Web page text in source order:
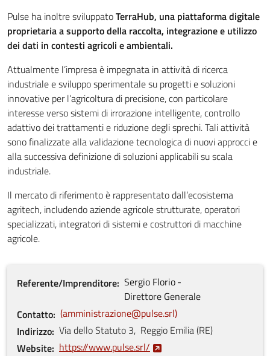
Pulse ha inoltre sviluppatoTerraHub, una piattaforma digitale
proprietaria a supporto della raccolta, integrazione e utilizzo
dei dati in contesti agricoli e ambientali.
Attualmente l’impresa è impegnata in attività di ricerca
industriale e sviluppo sperimentale su progetti e soluzioni
innovative per l’agricoltura di precisione, con particolare
interesse verso sistemi di irrorazione intelligente, controllo
adattivo dei trattamenti e riduzione degli sprechi. Tali attività
sono finalizzate alla validazione tecnologica di nuovi approcci e
alla successiva definizione di soluzioni applicabili su scala
industriale.
Il mercato di riferimento è rappresentato dall’ecosistema
agritech, includendo aziende agricole strutturate, operatori
specializzati, integratori di sistemi e costruttori di macchine
agricole.
Referente/Imprenditore Sergio Florio
Direttore Generale
Contatto
amministrazione@pulse.srl
Indirizzo Via dello Statuto 3, Reggio Emilia(RE)
Website https://www.pulse.srl/